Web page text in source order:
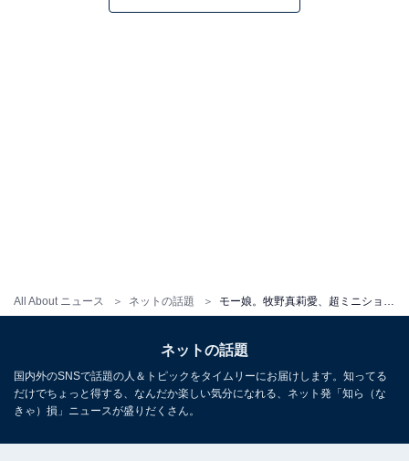
All About ニュース ネットの話題
ネットの話題
国内外のSNSで話題の人＆トピックをタイムリーにお届けします。知ってる
だけでちょっと得する、なんだか楽しい気分になれる、ネット発「知ら（な
きゃ）損」ニュースが盛りだくさん。